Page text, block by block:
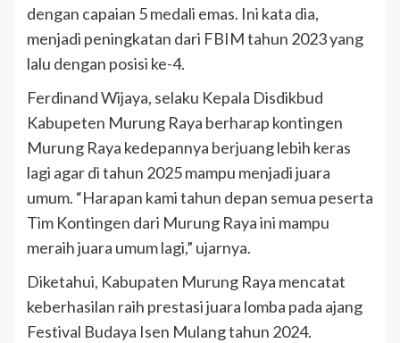
dengan capaian 5 medali emas. Ini kata dia,
menjadi peningkatan dari FBIM tahun 2023 yang
lalu dengan posisi ke-4.
Ferdinand Wijaya, selaku Kepala Disdikbud
Kabupeten Murung Raya berharap kontingen
Murung Raya kedepannya berjuang lebih keras
lagi agar di tahun 2025 mampu menjadi juara
umum. “Harapan kami tahun depan semua peserta
Tim Kontingen dari Murung Raya ini mampu
meraih juara umum lagi,” ujarnya.
Diketahui, Kabupaten Murung Raya mencatat
keberhasilan raih prestasi juara lomba pada ajang
Festival Budaya Isen Mulang tahun 2024.